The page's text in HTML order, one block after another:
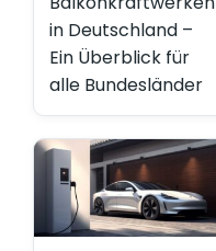
in Deutschland –
Ein Überblick für
alle Bundesländer